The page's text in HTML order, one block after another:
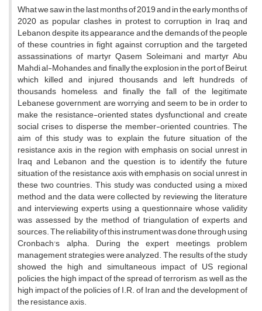
What we saw in the last months of 2019 and in the early months of
2020 as popular clashes in protest to corruption in Iraq and
Lebanon, despite its appearance and the demands of the people
of these countries in fight against corruption and the targeted
assassinations of martyr Qasem Soleimani and martyr Abu
Mahdi al-Mohandes, and finally the explosion in the port of Beirut,
which killed and injured thousands and left hundreds of
thousands homeless, and finally the fall of the legitimate
Lebanese government, are worrying and seem to be in order to
make the resistance-oriented states dysfunctional and create
social crises to disperse the member-oriented countries. The
aim of this study was to explain the future situation of the
resistance axis in the region with emphasis on social unrest in
Iraq and Lebanon and the question is to identify the future
situation of the resistance axis with emphasis on social unrest in
these two countries. This study was conducted using a mixed
method and the data were collected by reviewing the literature
and interviewing experts using a questionnaire whose validity
was assessed by the method of triangulation of experts and
sources. The reliability of this instrument was done through using
Cronbach's alpha. During the expert meetings, problem
management strategies were analyzed. The results of the study
showed the high and simultaneous impact of US regional
policies, the high impact of the spread of terrorism, as well as the
high impact of the policies of I.R. of Iran and the development of
the resistance axis.